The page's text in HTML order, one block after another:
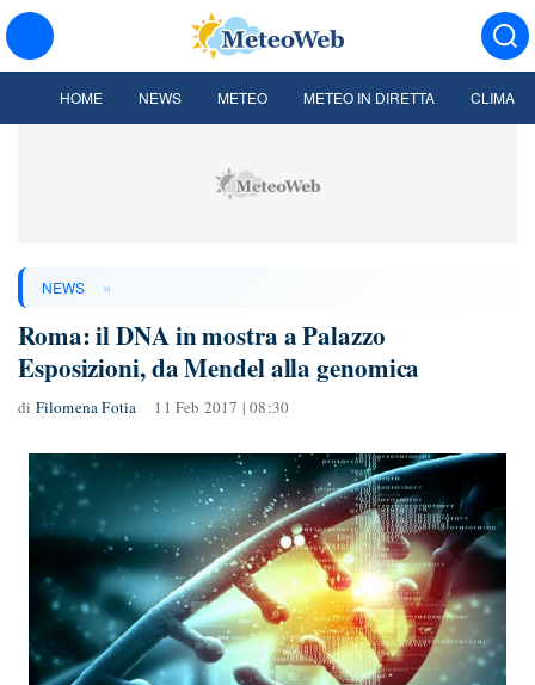
HOME NEWS METEO METEO IN DIRETTA CLIMA
NEWS »
Roma: il DNA in mostra a Palazzo
Esposizioni, da Mendel alla genomica
di Filomena Fotia 11 Feb 2017 | 08:30